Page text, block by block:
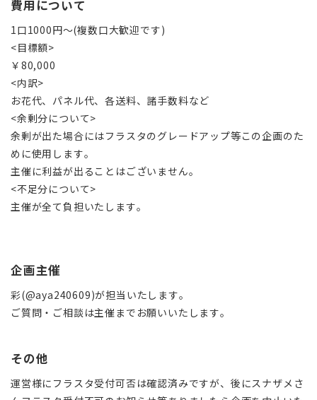
費用について
1口1000円〜(複数口大歓迎です)
<目標額>
￥80,000
<内訳>
お花代、パネル代、各送料、諸手数料など
<余剰分について>
余剰が出た場合にはフラスタのグレードアップ等この企画のた
めに使用します。
主催に利益が出ることはございません。
<不足分について>
主催が全て負担いたします。
企画主催
彩(@aya240609)が担当いたします。
ご質問・ご相談は主催までお願いいたします。
その他
運営様にフラスタ受付可否は確認済みですが、後にスナザメさ